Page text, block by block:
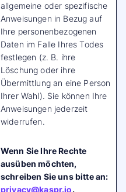
allgemeine oder spezifische
Anweisungen in Bezug auf
Ihre personenbezogenen
Daten im Falle Ihres Todes
festlegen (z. B. ihre
Löschung oder ihre
Übermittlung an eine Person
Ihrer Wahl). Sie können Ihre
Anweisungen jederzeit
widerrufen.
Wenn Sie Ihre Rechte
ausüben möchten,
schreiben Sie uns bitte an:
privacy@kaspr.io.